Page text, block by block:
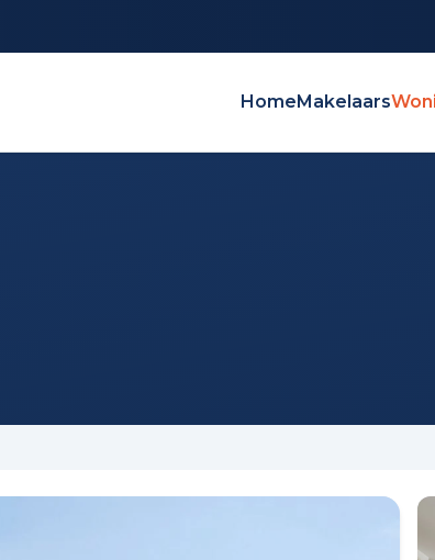
HomeMakelaars